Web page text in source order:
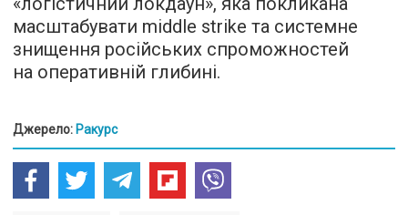
масштабувати middle strike та системне
знищення російських спроможностей
на оперативній глибині.
Джерело: Ракурс